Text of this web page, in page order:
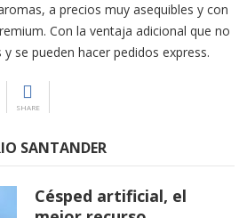
a precios muy asequibles y con
Con la ventaja adicional que no
se pueden hacer pedidos express.
SHARE
SANTANDER
Césped artificial, el